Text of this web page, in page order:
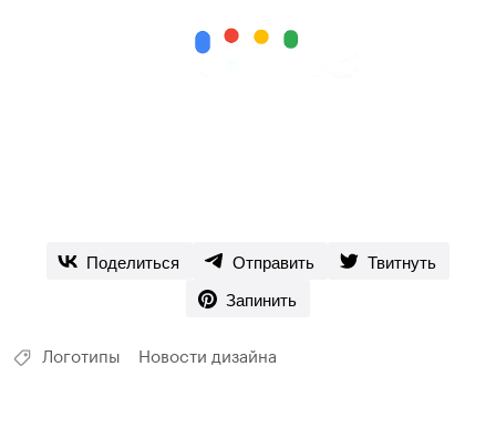
Поделиться Отправить
Твитнуть
Запинить
Логотипы Новости дизайна